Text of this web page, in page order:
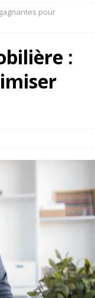
pour
: